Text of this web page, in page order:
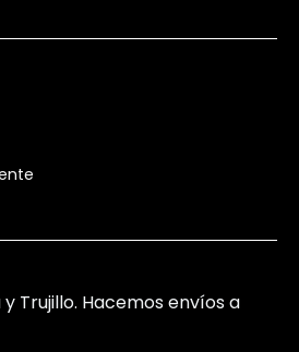
Trujillo. Hacemos envíos a